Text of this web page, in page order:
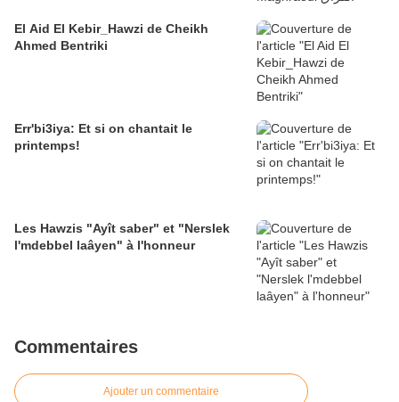
El Aid El Kebir_Hawzi de Cheikh
Ahmed Bentriki
Err'bi3iya: Et si on chantait le
printemps!
Les Hawzis "Ayît saber" et "Nerslek
l'mdebbel laâyen" à l'honneur
Commentaires
Ajouter un commentaire